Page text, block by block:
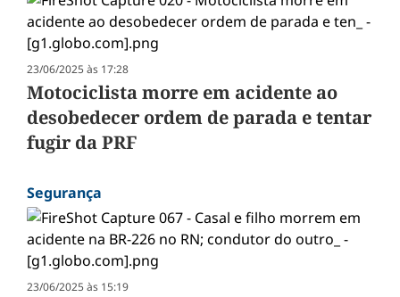
23/06/2025 às 17:28
Motociclista morre em acidente ao
desobedecer ordem de parada e tentar
fugir da PRF
Segurança
23/06/2025 às 15:19